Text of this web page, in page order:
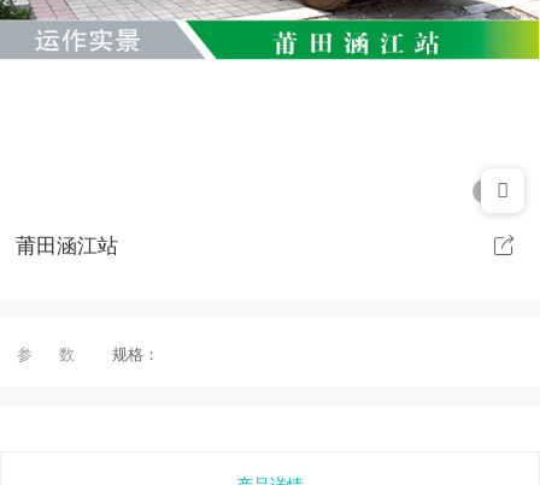
1/1
莆田涵江站
参 数 规格：